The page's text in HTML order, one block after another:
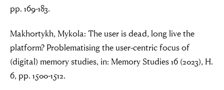
pp. 169-183.
Makhortykh, Mykola: The user is dead, long live the
platform? Problematising the user-centric focus of
(digital) memory studies, in: Memory Studies 16 (2023), H.
6, pp. 1500-1512.